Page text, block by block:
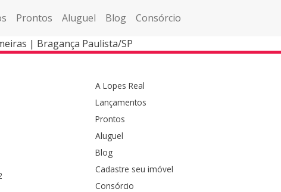
Prontos Aluguel Blog Consórcio
| Bragança Paulista/SP
A Lopes Real
Lançamentos
Prontos
Aluguel
Blog
Cadastre seu imóvel
Consórcio